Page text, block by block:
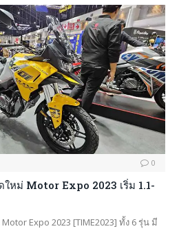
0
ใหม่ Motor Expo 2023 เริ่ม 1.1-
Expo 2023 [TIME2023] ทั้ง 6 รุ่น มี